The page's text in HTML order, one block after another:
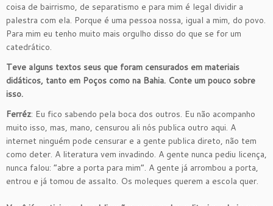
coisa de bairrismo, de separatismo e para mim é legal dividir a
palestra com ela. Porque é uma pessoa nossa, igual a mim, do povo.
Para mim eu tenho muito mais orgulho disso do que se for um
catedrático.
Teve alguns textos seus que foram censurados em materiais
didáticos, tanto em Poços como na Bahia. Conte um pouco sobre
isso.
Ferréz: Eu fico sabendo pela boca dos outros. Eu não acompanho
muito isso, mas, mano, censurou ali nós publica outro aqui. A
internet ninguém pode censurar e a gente publica direto, não tem
como deter. A literatura vem invadindo. A gente nunca pediu licença,
nunca falou: “abre a porta para mim”. A gente já arrombou a porta,
entrou e já tomou de assalto. Os moleques querem a escola quer.